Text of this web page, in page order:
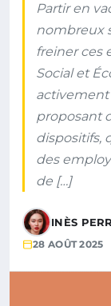
Partir en
nombreux
freiner ces
Social et
activement
proposant
dispositifs,
des
de […]
INÈS
28 AOÛT 2025